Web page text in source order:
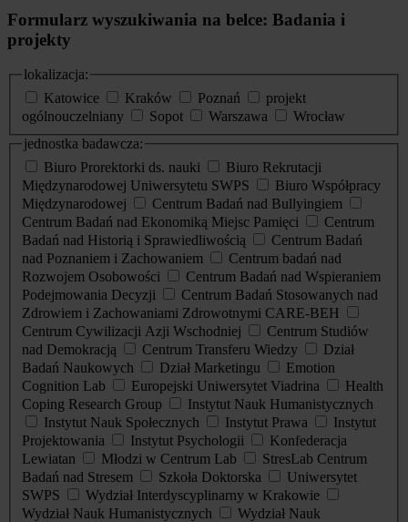
Formularz wyszukiwania na belce: Badania i
projekty
lokalizacja:
Katowice
Kraków Poznań
projekt
ogólnouczelniany
Sopot Warszawa
Wrocław
jednostka badawcza:
Biuro Prorektorki ds. nauki
Biuro Rekrutacji
Międzynarodowej Uniwersytetu SWPS
Biuro Współpracy
Międzynarodowej
Centrum Badań nad Bullyingiem
Centrum Badań nad Ekonomiką Miejsc Pamięci
Centrum
Badań nad Historią i Sprawiedliwością
Centrum Badań
nad Poznaniem i Zachowaniem
Centrum badań nad
Rozwojem Osobowości
Centrum Badań nad Wspieraniem
Podejmowania Decyzji
Centrum Badań Stosowanych nad
Zdrowiem i Zachowaniami Zdrowotnymi CARE-BEH
Centrum Cywilizacji Azji Wschodniej
Centrum Studiów
nad Demokracją
Centrum Transferu Wiedzy
Dział
Badań Naukowych
Dział Marketingu
Emotion
Cognition Lab
Europejski Uniwersytet Viadrina
Health
Coping Research Group
Instytut Nauk Humanistycznych
Instytut Nauk Społecznych
Instytut Prawa
Instytut
Projektowania
Instytut Psychologii
Konfederacja
Lewiatan
Młodzi w Centrum Lab
StresLab Centrum
Badań nad Stresem
Szkoła Doktorska
Uniwersytet
SWPS
Wydział Interdyscyplinarny w Krakowie
Wydział Nauk Humanistycznych
Wydział Nauk